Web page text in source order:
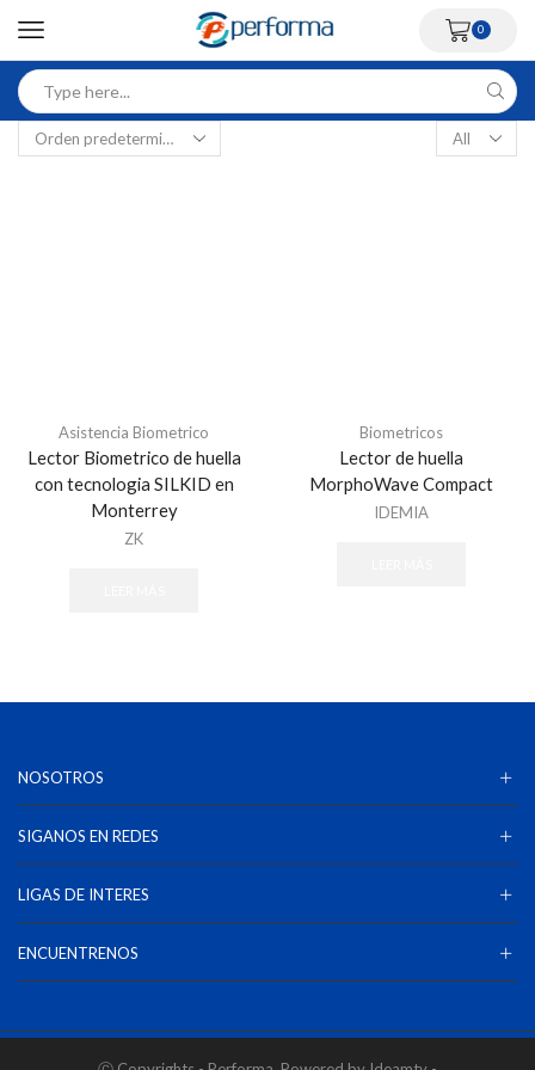
0
Asistencia Biometrico
Lector Biometrico de huella
con tecnologia SILKID en
Monterrey
ZK
Biometricos
Lector de huella
MorphoWave Compact
IDEMIA
NOSOTROS
SIGANOS EN REDES
LIGAS DE INTERES
ENCUENTRENOS